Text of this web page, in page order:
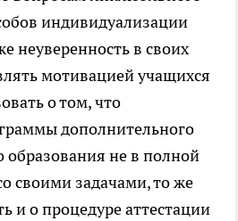
индивидуализации
неуверенность в своих
мотивацией учащихся
о том, что
дополнительного
образования не в полной
своими задачами, то же
и о процедуре аттестации